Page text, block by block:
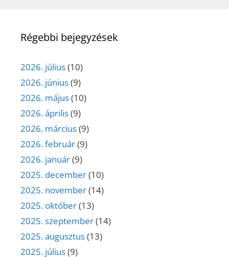
Régebbi bejegyzések
2026. július(10)
2026. június(9)
2026. május(10)
2026. április(9)
2026. március(9)
2026. február(9)
2026. január(9)
2025. december(10)
2025. november(14)
2025. október(13)
2025. szeptember(14)
2025. augusztus(13)
2025. július(9)